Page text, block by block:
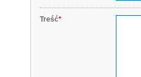
Treść*